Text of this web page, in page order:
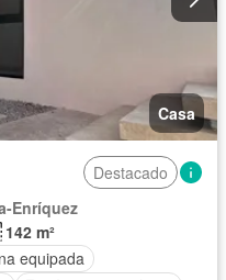
Casa
Destacado
Enríquez
142 m²
equipada